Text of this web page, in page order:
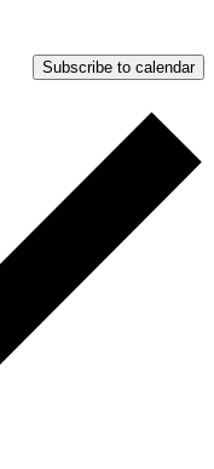
Subscribe to calendar